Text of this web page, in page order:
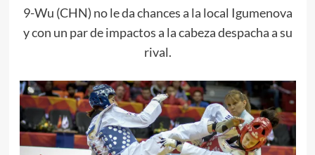
9-Wu (CHN) no le da chances a la local Igumenova
y con un par de impactos a la cabeza despacha a su
rival.